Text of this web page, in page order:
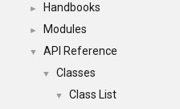
► Handbooks
► Modules
▼ API Reference
▼ Classes
▼ Class List